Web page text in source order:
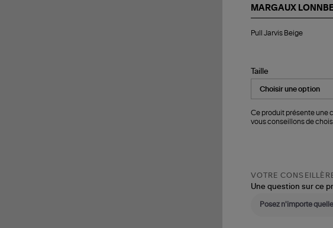
MARGAUX
Jarvis
Pull Jarvis Beige
Taille
Ce produit présente une
vous conseillons de
VOTRE
Une question sur ce